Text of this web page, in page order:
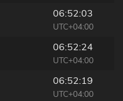
06:52:03
UTC+04:00
06:52:24
UTC+04:00
06:52:19
UTC+04:00